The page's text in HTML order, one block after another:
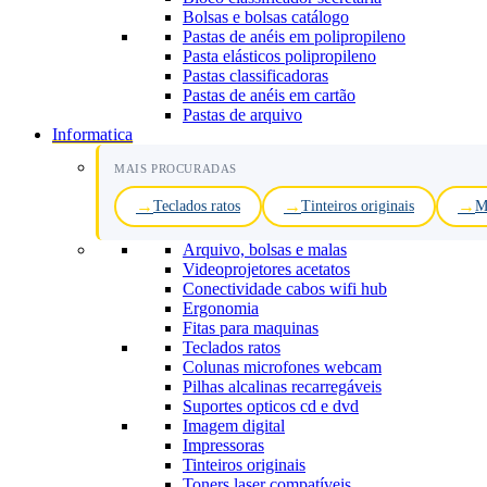
Bolsas e bolsas catálogo
Pastas de anéis em polipropileno
Pasta elásticos polipropileno
Pastas classificadoras
Pastas de anéis em cartão
Pastas de arquivo
Informatica
MAIS PROCURADAS
Teclados ratos Tinteiros originais
Arquivo, bolsas e malas
Videoprojetores acetatos
Conectividade cabos wifi hub
Ergonomia
Fitas para maquinas
Teclados ratos
Colunas microfones webcam
Pilhas alcalinas recarregáveis
Suportes opticos cd e dvd
Imagem digital
Impressoras
Tinteiros originais